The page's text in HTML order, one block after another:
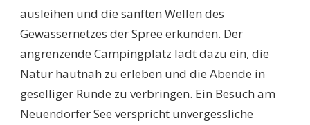
ausleihen und die sanften Wellen des
Gewässernetzes der Spree erkunden. Der
angrenzende Campingplatz lädt dazu ein, die
Natur hautnah zu erleben und die Abende in
geselliger Runde zu verbringen. Ein Besuch am
Neuendorfer See verspricht unvergessliche